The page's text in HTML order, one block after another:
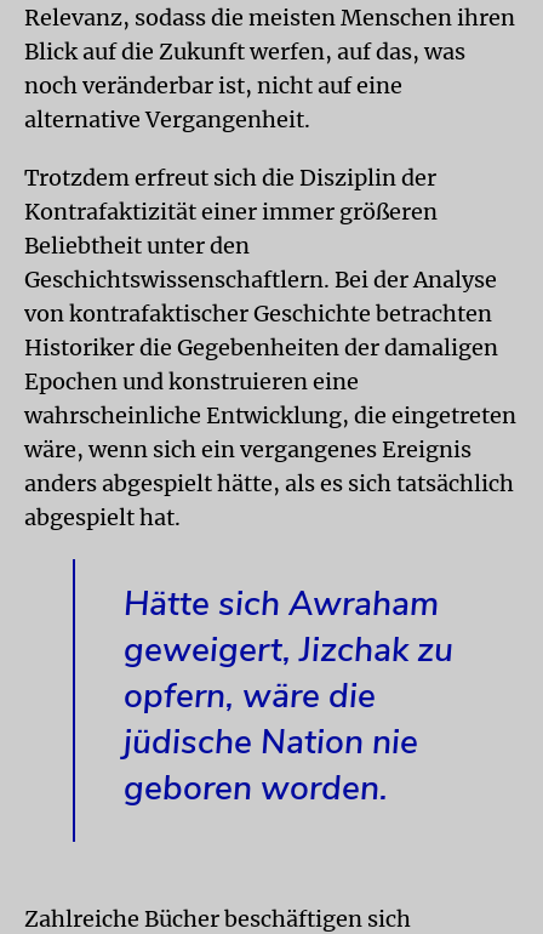
Relevanz, sodass die meisten Menschen ihren
Blick auf die Zukunft werfen, auf das, was
noch veränderbar ist, nicht auf eine
alternative Vergangenheit.
Trotzdem erfreut sich die Disziplin der
Kontrafaktizität einer immer größeren
Beliebtheit unter den
Geschichtswissenschaftlern. Bei der Analyse
von kontrafaktischer Geschichte betrachten
Historiker die Gegebenheiten der damaligen
Epochen und konstruieren eine
wahrscheinliche Entwicklung, die eingetreten
wäre, wenn sich ein vergangenes Ereignis
anders abgespielt hätte, als es sich tatsächlich
abgespielt hat.
Hätte sich Awraham
geweigert, Jizchak zu
opfern, wäre die
jüdische Nation nie
geboren worden.
Zahlreiche Bücher beschäftigen sich